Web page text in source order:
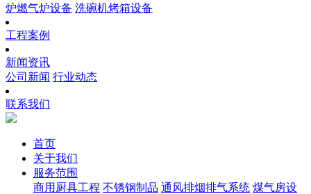
炉燃气炉设备 洗碗机烤箱设备
工程案例
新闻资讯
公司新闻 行业动态
联系我们
首页
关于我们
服务范围
商用厨具工程 不锈钢制品 通风排烟排气系统 煤气房设